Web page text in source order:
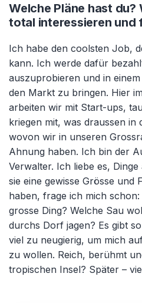
Welche Pläne hast du?
total interessieren und
Ich habe den coolsten Job,
kann. Ich werde dafür
auszuprobieren und in
den Markt zu bringen. Hier
arbeiten wir mit Start-ups,
kriegen mit, was draussen in
wovon wir in unseren
Ahnung haben. Ich bin der
Verwalter. Ich liebe es,
sie eine gewisse Grösse und
haben, frage ich mich schon:
grosse Ding? Welche Sau
durchs Dorf jagen? Es gibt
viel zu neugierig, um mich
zu wollen. Reich, berühmt
tropischen Insel? Später –